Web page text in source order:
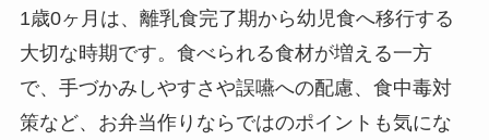
1歳0ヶ月は、離乳食完了期から幼児食へ移行する
大切な時期です。食べられる食材が増える一方
で、手づかみしやすさや誤嚥への配慮、食中毒対
策など、お弁当作りならではのポイントも気にな